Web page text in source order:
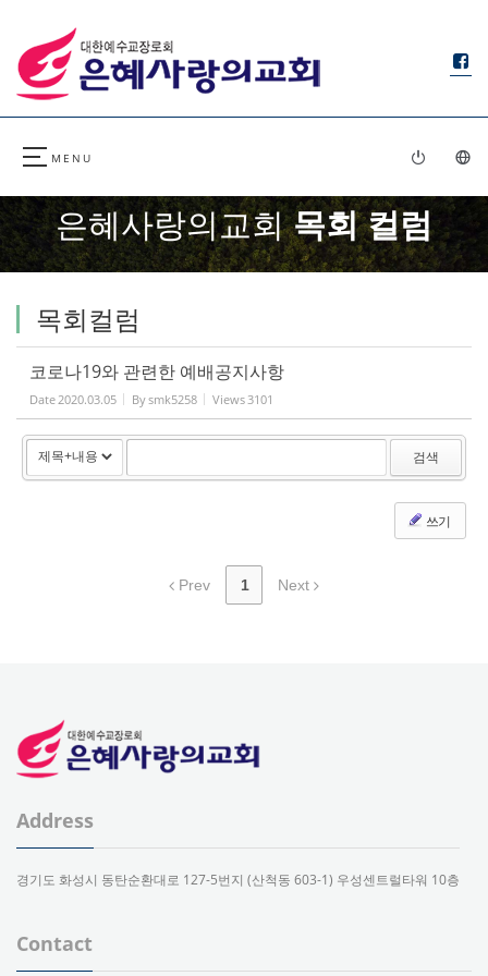
은혜사랑의교회목회 컬럼
목회컬럼
코로나19와 관련한 예배공지사항
Date2020.03.05 Bysmk5258 Views3101
검색
쓰기
Prev 1 Next
Address
경기도 화성시 동탄순환대로 127-5번지 (산척동 603-1) 우성센트럴타워 10층
Contact